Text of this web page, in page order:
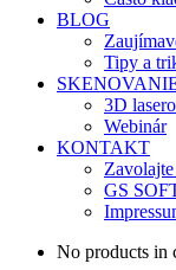
BLOG
Tipy a
3D
Webinár
KONTAKT
GS
No products in